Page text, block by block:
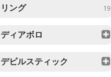
リング 19
ディアボロ
デビルスティック